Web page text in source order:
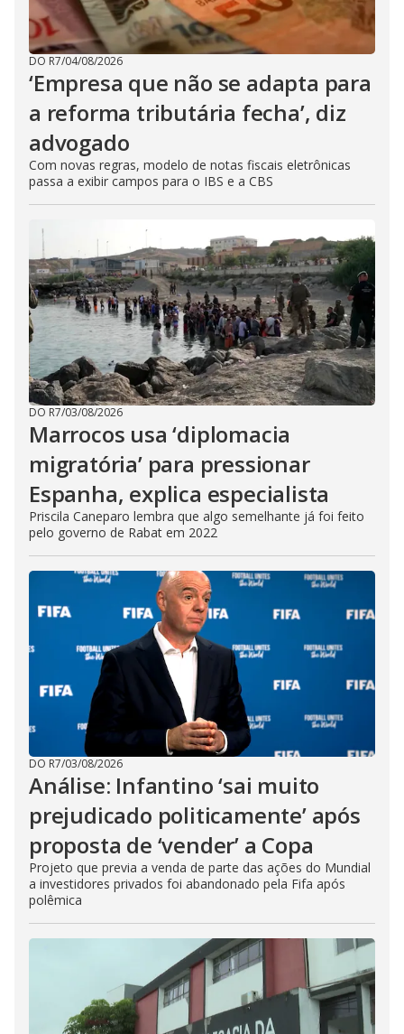
DO R7/04/08/2026
‘Empresa que não se adapta para
a reforma tributária fecha’, diz
advogado
Com novas regras, modelo de notas fiscais eletrônicas
passa a exibir campos para o IBS e a CBS
DO R7/03/08/2026
Marrocos usa ‘diplomacia
migratória’ para pressionar
Espanha, explica especialista
Priscila Caneparo lembra que algo semelhante já foi feito
pelo governo de Rabat em 2022
DO R7/03/08/2026
Análise: Infantino ‘sai muito
prejudicado politicamente’ após
proposta de ‘vender’ a Copa
Projeto que previa a venda de parte das ações do Mundial
a investidores privados foi abandonado pela Fifa após
polêmica